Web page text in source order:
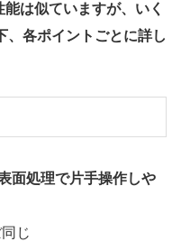
は似ていますが、いく
、各ポイントごとに詳し
面処理で片手操作しや
じ